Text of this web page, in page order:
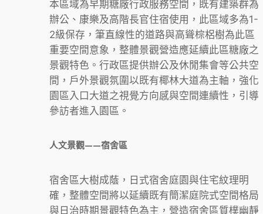
本區域為早期糖廠行政服務空間，既有建築群為
辦公、康樂及高階長官住宿使用，此區域多為1-
2級保存，筆直線性的道路與高聳棕梠樹為此區
重要空間意象，整體景觀營造應延續此區糖廠之
景觀特色。行政區提供辦公及休閒集會等公共空
間，戶外景觀氛圍以既有椰林大道為主軸，強化
園區入口大道之視覺方向感與空間連續性，引導
參訪者進入園區。
人文景觀——宿舍區
宿舍區大樹成蔭，日式宿舍庭園與住宅紋理明
確，整體空間將以延續既有簡潔庭院式空間格局
與日治時期景觀特色為主，營造宿舍區質樸幽靜